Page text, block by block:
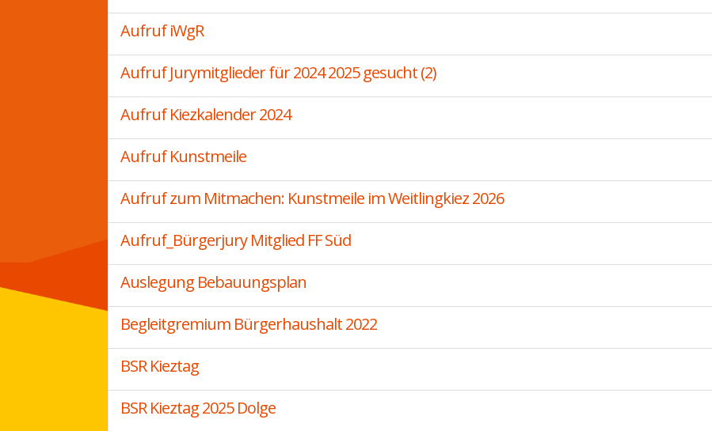
Aufruf iWgR
Aufruf Jurymitglieder für 2024 2025 gesucht (2)
Aufruf Kiezkalender 2024
Aufruf Kunstmeile
Aufruf zum Mitmachen: Kunstmeile im Weitlingkiez 2026
Aufruf_Bürgerjury Mitglied FF Süd
Auslegung Bebauungsplan
Begleitgremium Bürgerhaushalt 2022
BSR Kieztag
BSR Kieztag 2025 Dolge